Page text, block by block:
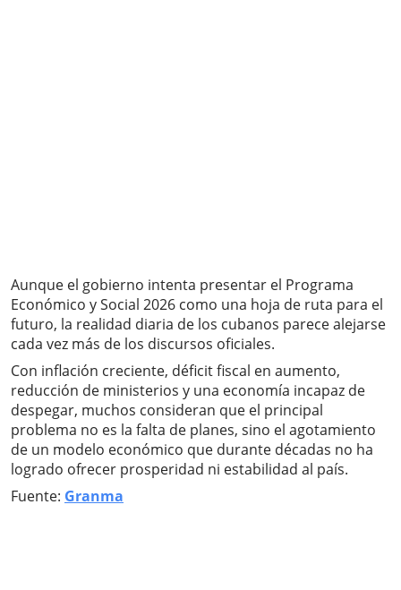
Aunque el gobierno intenta presentar el Programa
Económico y Social 2026 como una hoja de ruta para el
futuro, la realidad diaria de los cubanos parece alejarse
cada vez más de los discursos oficiales.
Con inflación creciente, déficit fiscal en aumento,
reducción de ministerios y una economía incapaz de
despegar, muchos consideran que el principal
problema no es la falta de planes, sino el agotamiento
de un modelo económico que durante décadas no ha
logrado ofrecer prosperidad ni estabilidad al país.
Fuente: Granma